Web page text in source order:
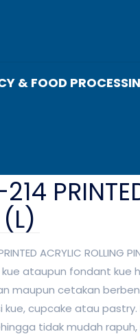
& FOOD
ACRYLIC
ataupun fondant kue
maupun cetakan
kue, cupcake atau
tidak mudah